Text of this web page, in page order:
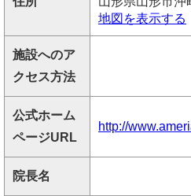
地図を表示する
施設へのア
クセス方法
公式ホーム
ページURL
http://
院長名